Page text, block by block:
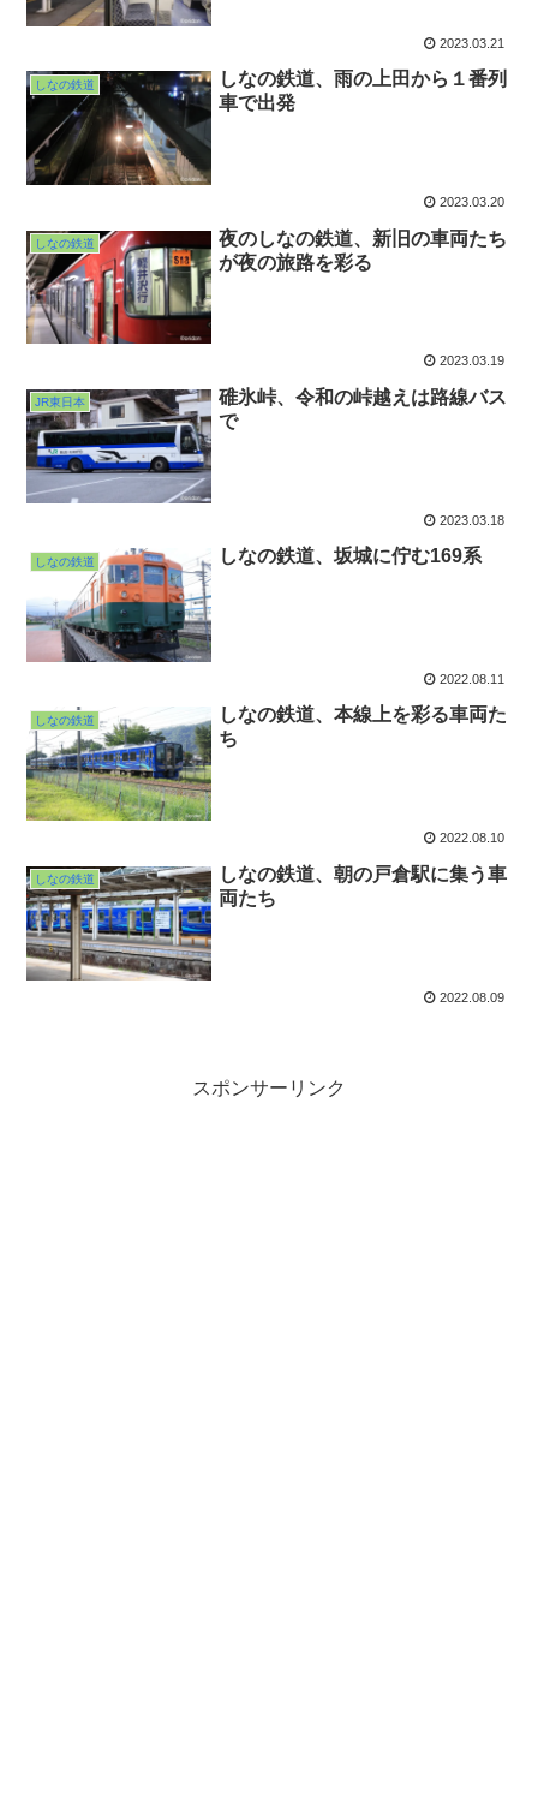
2023.03.21
しなの鉄道
しなの鉄道、雨の上田から１番列
車で出発
2023.03.20
しなの鉄道
夜のしなの鉄道、新旧の車両たち
が夜の旅路を彩る
2023.03.19
JR東日本
碓氷峠、令和の峠越えは路線バス
で
2023.03.18
しなの鉄道 しなの鉄道、坂城に佇む169系
2022.08.11
しなの鉄道
しなの鉄道、本線上を彩る車両た
ち
2022.08.10
しなの鉄道
しなの鉄道、朝の戸倉駅に集う車
両たち
2022.08.09
スポンサーリンク